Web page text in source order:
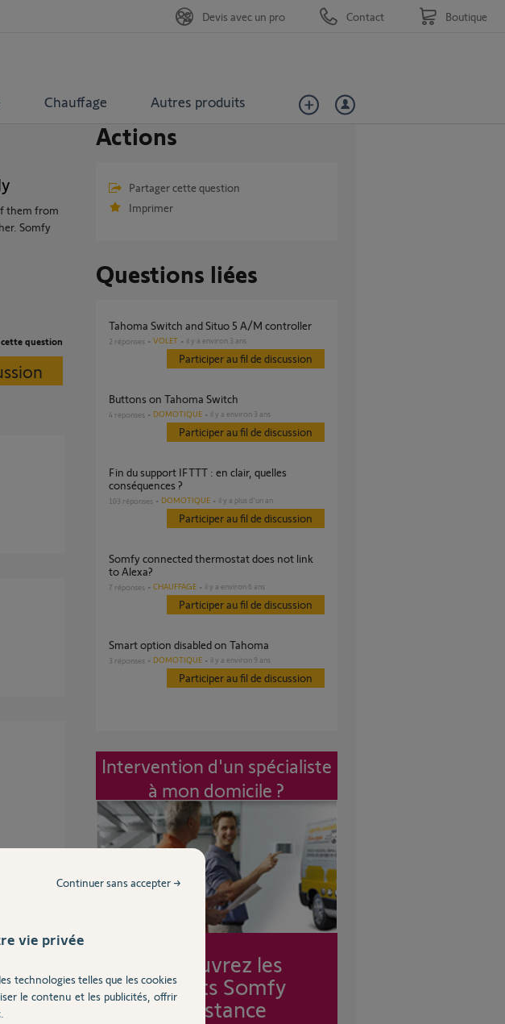
Chauffage Autres produits
Devis avec un pro Contact Boutique
them from
Somfy
question
Actions
Partager cette question
Imprimer
Questions liées
Tahoma Switch and Situo 5 A/M controller
2 réponses VOLET il y a environ 3 ans
Participer au fil de discussion
Buttons on Tahoma Switch
4 réponses DOMOTIQUE il y a environ 3 ans
Participer au fil de discussion
Fin du support IFTTT : en clair, quelles
conséquences ?
103 réponses DOMOTIQUE il y a plus d'un an
Participer au fil de discussion
somfy connected thermostat does not link
to Alexa?
7 réponses CHAUFFAGE il y a environ 6 ans
Participer au fil de discussion
Smart option disabled on Tahoma
3 réponses DOMOTIQUE il y a environ 9 ans
Participer au fil de discussion
Intervention d'un spécialiste
à mon domicile ?
Découvrez les
forfaits Somfy
Assistance
vie privée
technologies telles que les cookies
le contenu et les publicités, offrir
Continuer sans accepter →